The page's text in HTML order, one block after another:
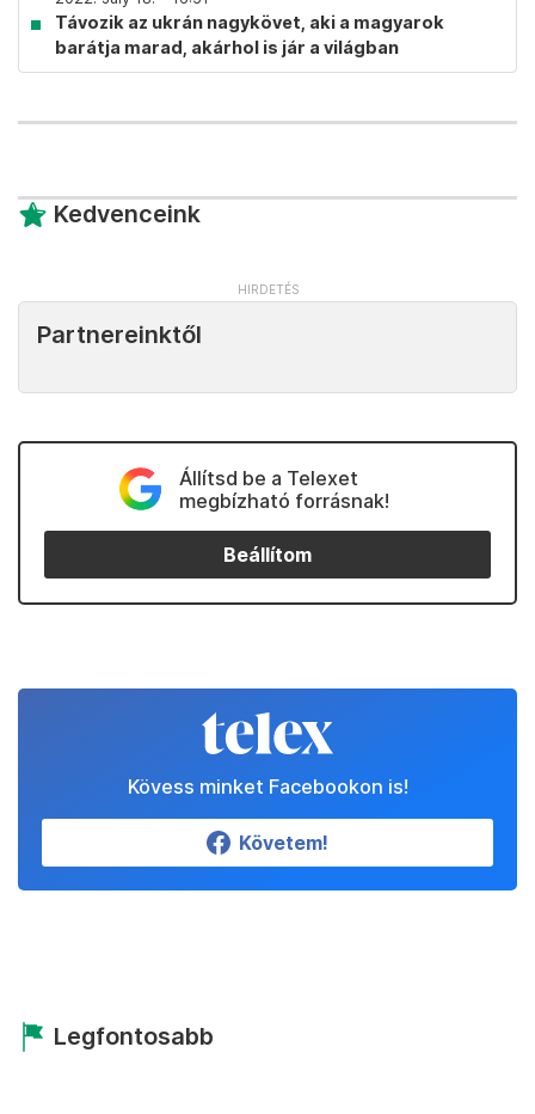
Távozik az ukrán nagykövet, aki a magyarok
barátja marad, akárhol is jár a világban
Kedvenceink
Partnereinktől
Állítsd be a Telexet
megbízható forrásnak!
Beállítom
Kövess minket Facebookon is!
Követem!
Legfontosabb